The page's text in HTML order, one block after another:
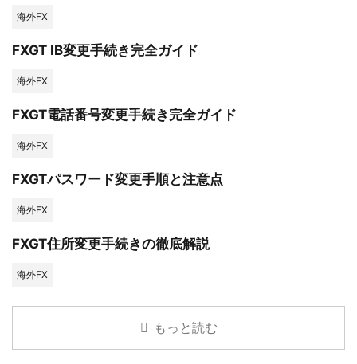
海外FX
FXGT IB変更手続き完全ガイド
海外FX
FXGT電話番号変更手続き完全ガイド
海外FX
FXGTパスワード変更手順と注意点
海外FX
FXGT住所変更手続きの徹底解説
海外FX
もっと読む